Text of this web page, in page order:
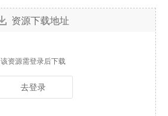
资源下载地址
该资源需登录后下载
去登录